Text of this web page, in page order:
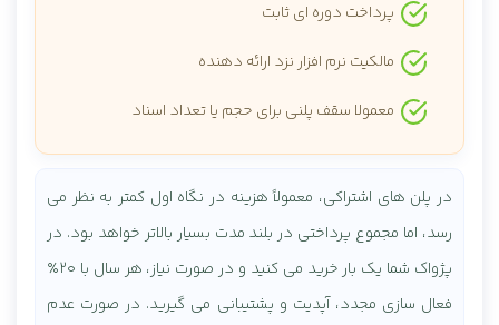
پرداخت دوره ای ثابت
مالکیت نرم افزار نزد ارائه دهنده
معمولا سقف پلنی برای حجم یا تعداد اسناد
در پلن های اشتراکی، معمولاً هزینه در نگاه اول کمتر به نظر می
رسد، اما مجموع پرداختی در بلند مدت بسیار بالاتر خواهد بود. در
پژواک شما یک بار خرید می کنید و در صورت نیاز، هر سال با ۲۰٪
فعال سازی مجدد، آپدیت و پشتیبانی می گیرید. در صورت عدم